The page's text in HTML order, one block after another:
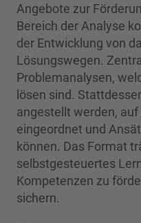
Angebote zur
Bereich der Analyse
der Entwicklung von
Lösungswegen.
Problemanalysen,
lösen sind.
angestellt werden,
eingeordnet und
können. Das Format
selbstgesteuertes
Kompetenzen zu
sichern.